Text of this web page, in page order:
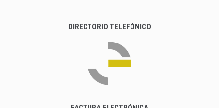
DIRECTORIO TELEFÓNICO